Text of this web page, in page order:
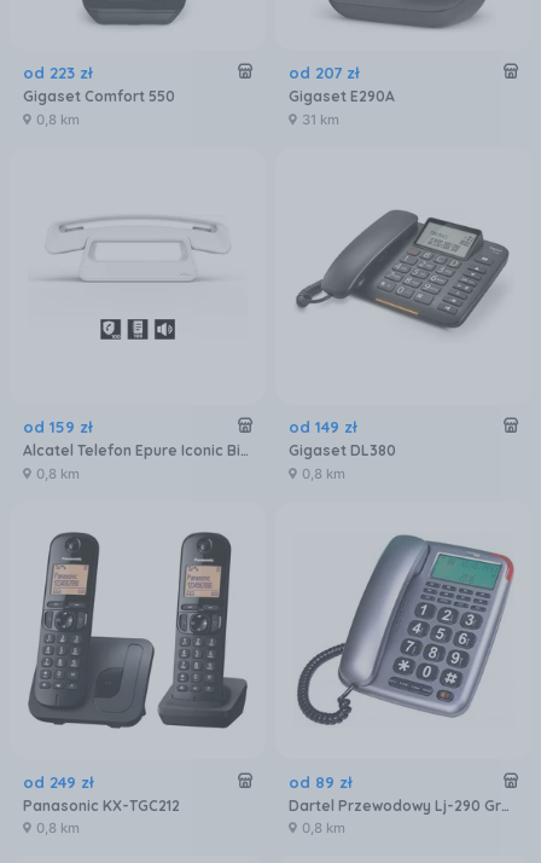
od 223 zł
Gigaset Comfort 550
0,8 km
od 207 zł
Gigaset E290A
31 km
od 159 zł
Alcatel Telefon Epure Iconic Biały
0,8 km
od 149 zł
Gigaset DL380
0,8 km
od 249 zł
Panasonic KX-TGC212
0,8 km
od 89 zł
Dartel Przewodowy Lj-290 Grafit
0,8 km